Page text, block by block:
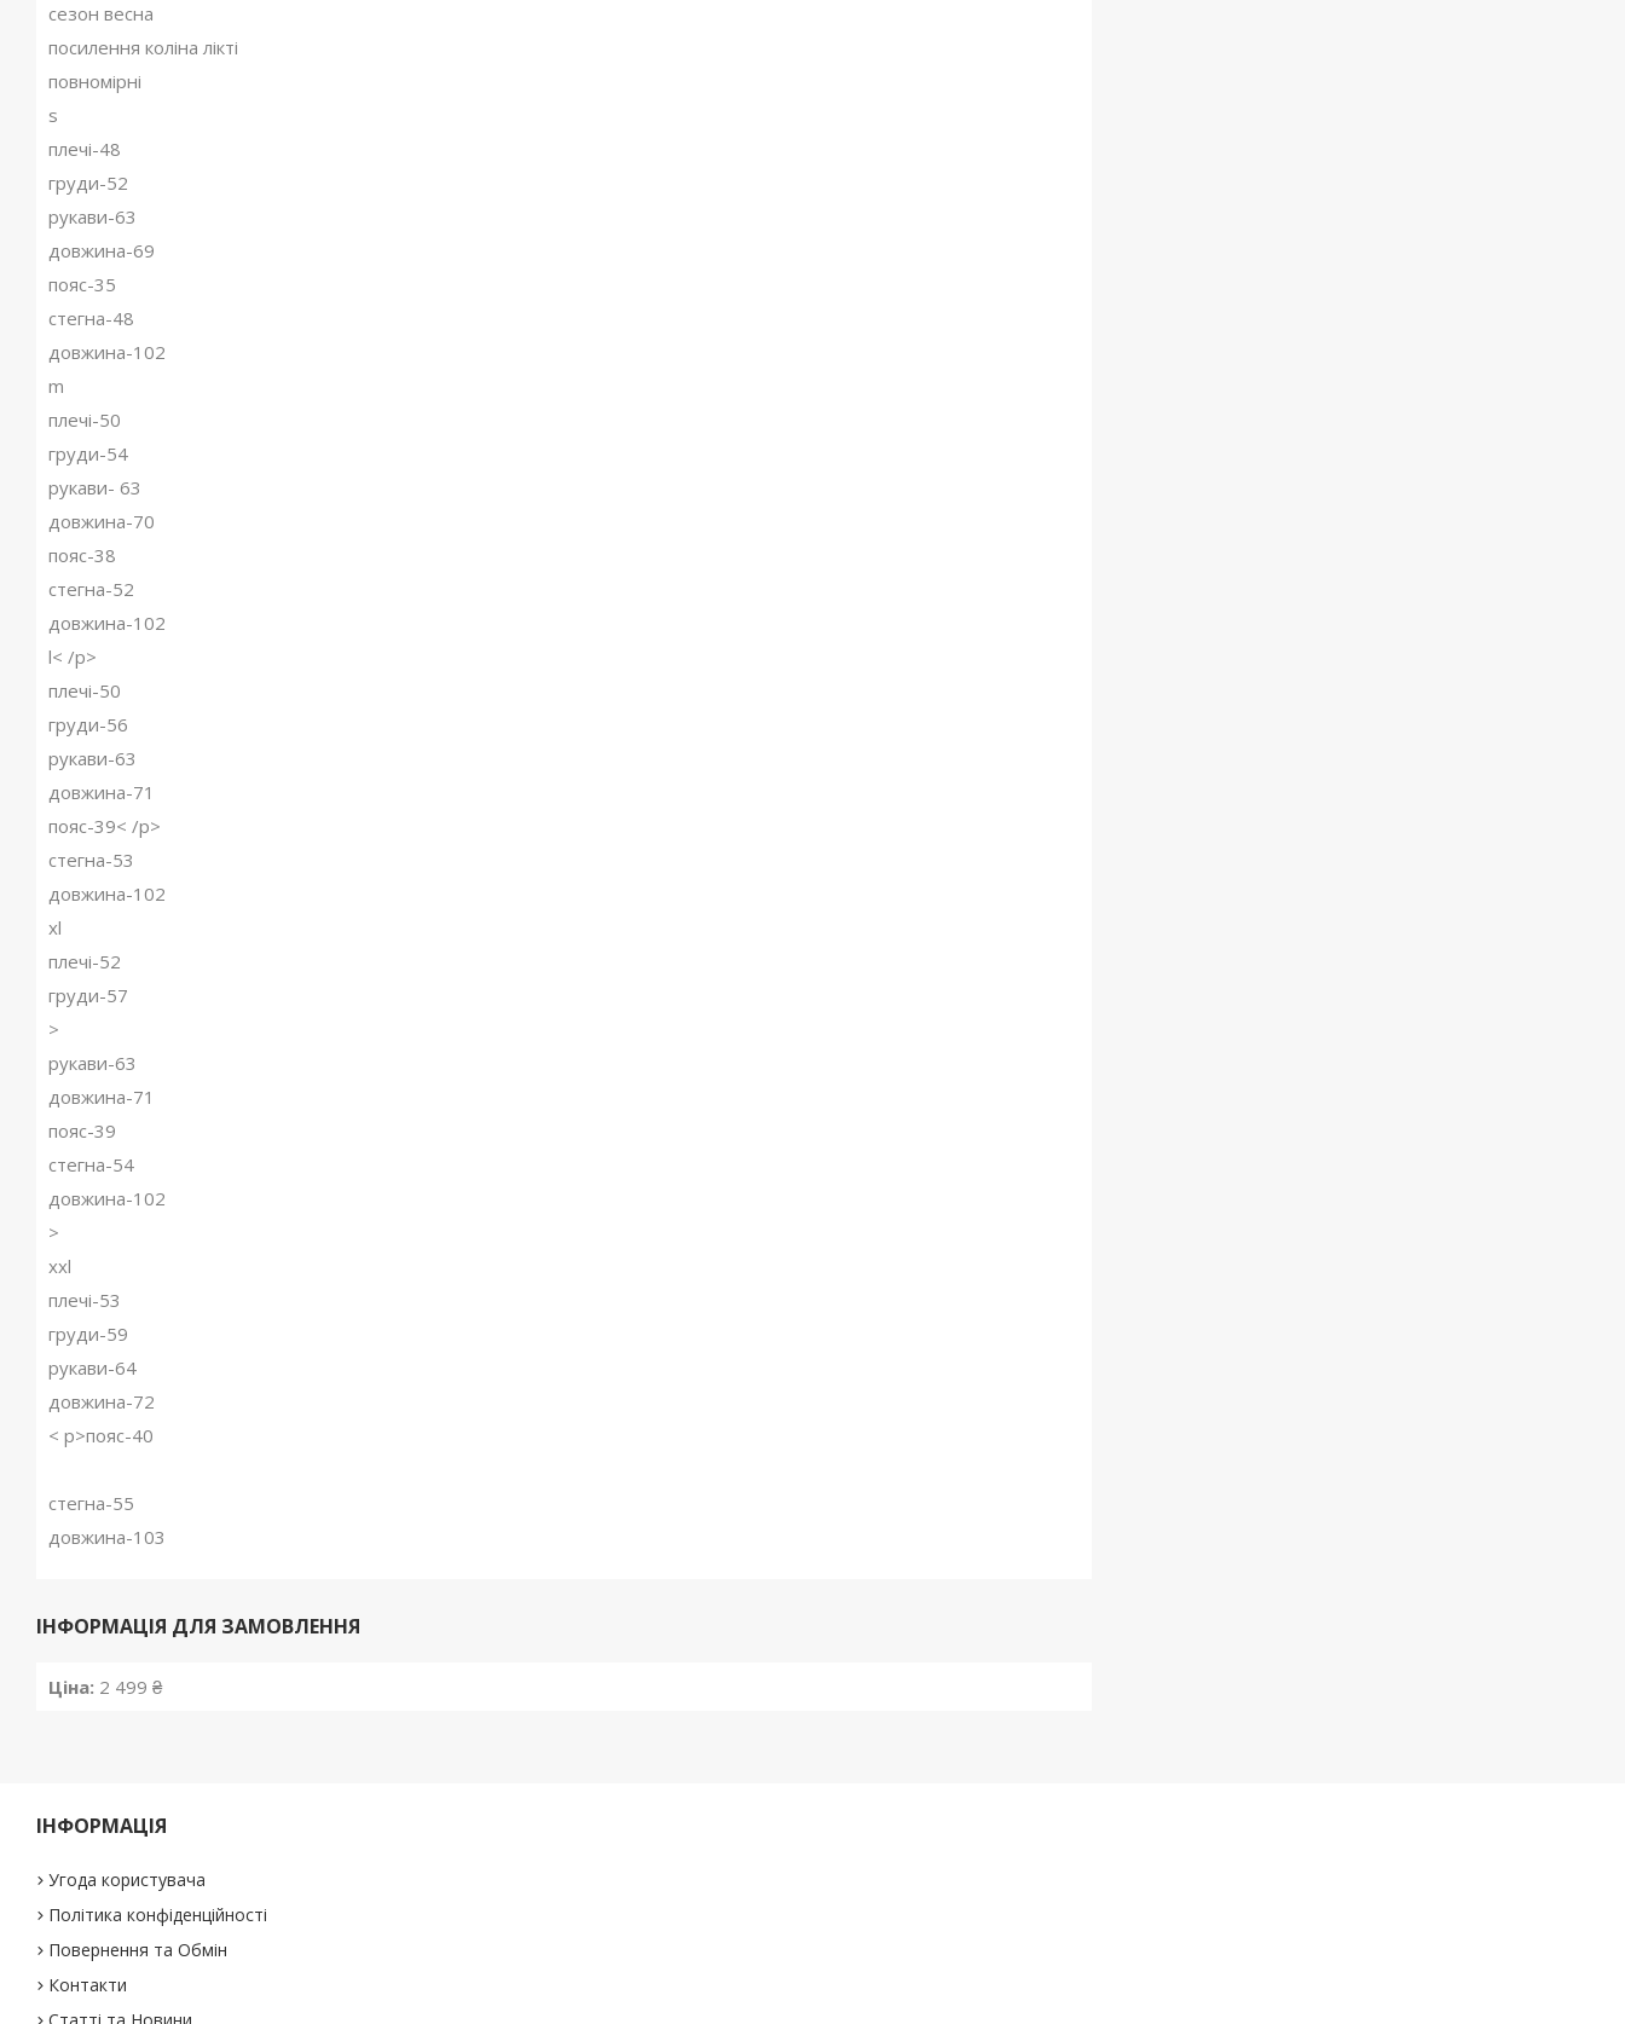
сезон весна
посилення коліна лікті
повномірні
s
плечі-48
груди-52
рукави-63
довжина-69
пояс-35
стегна-48
довжина-102
m
плечі-50
груди-54
рукави- 63
довжина-70
пояс-38
стегна-52
довжина-102
l< /p>
плечі-50
груди-56
рукави-63
довжина-71
пояс-39< /p>
стегна-53
довжина-102
xl
плечі-52
груди-57
>
рукави-63
довжина-71
пояс-39
стегна-54
довжина-102
>
xxl
плечі-53
груди-59
рукави-64
довжина-72
< p>пояс-40
стегна-55
довжина-103
ІНФОРМАЦІЯ ДЛЯ ЗАМОВЛЕННЯ
Ціна: 2 499 ₴
ІНФОРМАЦІЯ
Угода користувача
Політика конфіденційності
Повернення та Обмін
Контакти